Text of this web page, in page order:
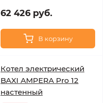
62 426 руб.
В корзину
Котел электрический
BAXI AMPERA Pro 12
настенный